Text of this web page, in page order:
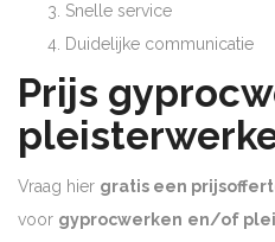
Snelle service
Duidelijke communicatie
Prijs
Vraag hier gratis een
voor gyprocwerken en/of